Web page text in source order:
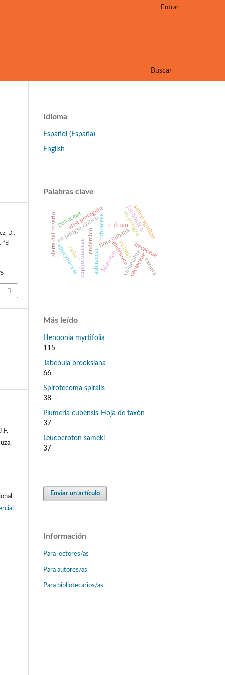
Buscar
Entrar
D.,
Idioma
Español (España)
English
Palabras clave
asteraceae
endémico flora cubana
en peligro
euphorbiaceae endémica
en peligro crítico
apocynaceae vulnerablearecaceae
cultivo
fabaceae
jatibonico
sancti spíritus
área protegida
sierra del rosario
cactaceae
buxaceae
palmas
cuba
rubiaceae
extinta
Más leído
Henoonia myrtifolia
115
Tabebuia brooksiana
66
Spirotecoma spiralis
38
Plumeria cubensis-Hoja de taxón
37
Leucocroton sameki
37
Enviar un artículo
Información
Para lectores/as
Para autores/as
Para bibliotecarios/as